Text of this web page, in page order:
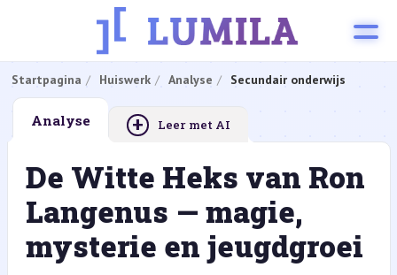
Startpagina Huiswerk Analyse Secundair onderwijs
Analyse + Leer met AI
De Witte Heks van Ron
Langenus — magie,
mysterie en jeugdgroei